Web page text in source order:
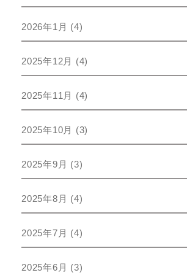
2026年1月 (4)
2025年12月 (4)
2025年11月 (4)
2025年10月 (3)
2025年9月 (3)
2025年8月 (4)
2025年7月 (4)
2025年6月 (3)